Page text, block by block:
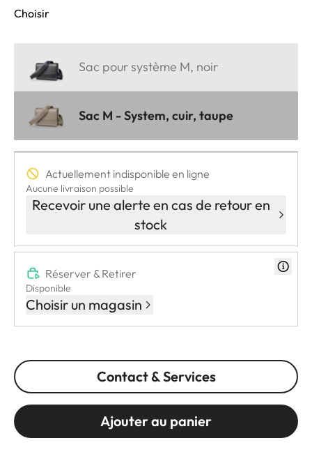
Choisir
Sac pour système M, noir
Sac M - System, cuir, taupe
Actuellement indisponible en ligne
Aucune livraison possible
Recevoir une alerte en cas de retour en
stock
Réserver & Retirer
Disponible
Choisir un magasin
Contact & Services
Ajouter au panier